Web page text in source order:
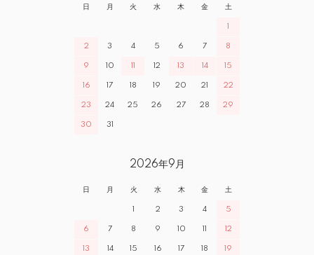
日 月 火 水 木 金 土
1
2 3 4 5 6 7 8
9 10 11 12 13 14 15
16 17 18 19 20 21 22
23 24 25 26 27 28 29
30 31
2026年9月
日 月 火 水 木 金 土
1 2 3 4 5
6 7 8 9 10 11 12
13 14 15 16 17 18 19